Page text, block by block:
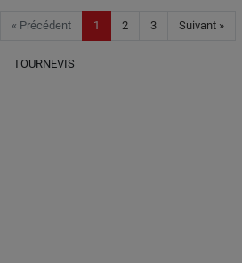
« Précédent 1 2 3 Suivant »
TOURNEVIS